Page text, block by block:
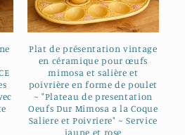
Plat de présentation vintage
en céramique pour œufs
mimosa et salière et
poivrière en forme de poulet
~ "Plateau de presentation
Oeufs Dur Mimosa a la Coque
Saliere et Poivriere" ~ Service
jaune et rose